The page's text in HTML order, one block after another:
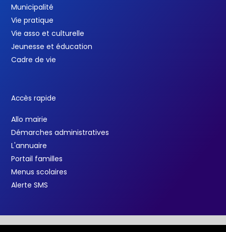
Municipalité
Vie pratique
Vie asso et culturelle
Jeunesse et éducation
Cadre de vie
Accès rapide
Allo mairie
Démarches administratives
L'annuaire
Portail familles
Menus scolaires
Alerte SMS